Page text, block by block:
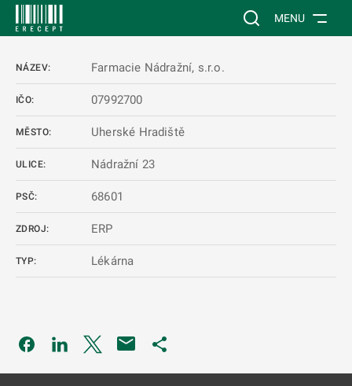
Vyhledávání na
MENU
NÁZEV: Farmacie Nádražní, s.r.o.
IČO: 07992700
MĚSTO: Uherské Hradiště
ULICE: Nádražní 23
PSČ: 68601
ZDROJ: ERP
TYP: Lékárna
Odkaz se otevře na nové kartě
Odkaz se otevře na nové kartě
Odkaz se otevře na nové kartě